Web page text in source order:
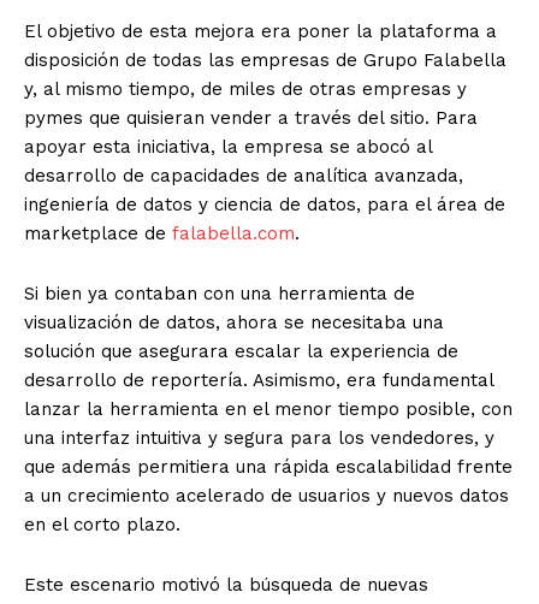
El objetivo de esta mejora era poner la plataforma a
disposición de todas las empresas de Grupo Falabella
y, al mismo tiempo, de miles de otras empresas y
pymes que quisieran vender a través del sitio. Para
apoyar esta iniciativa, la empresa se abocó al
desarrollo de capacidades de analítica avanzada,
ingeniería de datos y ciencia de datos, para el área de
marketplace de falabella.com.
Si bien ya contaban con una herramienta de
visualización de datos, ahora se necesitaba una
solución que asegurara escalar la experiencia de
desarrollo de reportería. Asimismo, era fundamental
lanzar la herramienta en el menor tiempo posible, con
una interfaz intuitiva y segura para los vendedores, y
que además permitiera una rápida escalabilidad frente
a un crecimiento acelerado de usuarios y nuevos datos
en el corto plazo.
Este escenario motivó la búsqueda de nuevas